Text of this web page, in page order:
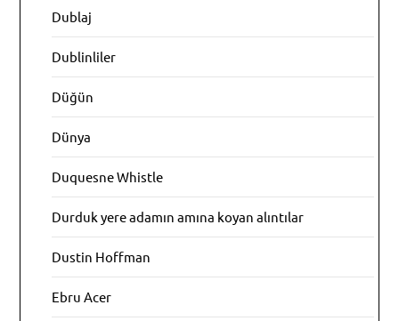
Dublaj
Dublinliler
Düğün
Dünya
Duquesne Whistle
Durduk yere adamın amına koyan alıntılar
Dustin Hoffman
Ebru Acer